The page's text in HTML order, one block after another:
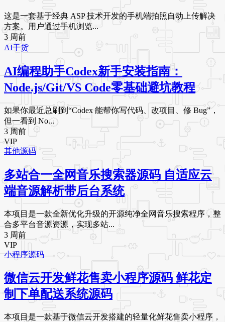
这是一套基于经典 ASP 技术开发的手机端拍照自动上传解决
方案。用户通过手机浏览...
3 周前
AI干货
AI编程助手Codex新手安装指南：
Node.js/Git/VS Code零基础避坑教程
如果你最近总刷到“Codex 能帮你写代码、改项目、修 Bug”，
但一看到 No...
3 周前
VIP
其他源码
多站合一全网音乐搜索器源码 自适应云
端音源解析带后台系统
本项目是一款全新优化升级的开源纯净全网音乐搜索程序，整
合多平台音源资源，实现多站...
3 周前
VIP
小程序源码
微信云开发鲜花售卖小程序源码 鲜花定
制下单配送系统源码
本项目是一款基于微信云开发搭建的轻量化鲜花售卖小程序，